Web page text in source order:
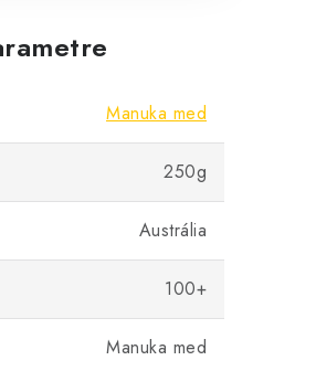
Manuka med
250g
Austrália
100+
Manuka med